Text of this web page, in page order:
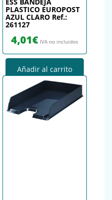
PLASTICO EUROPOST
AZUL CLARO Ref.:
261127
4,01€ IVA no incluidos
Añadir al carrito